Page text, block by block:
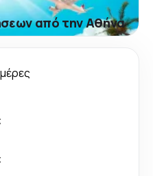
από την Αθήνα